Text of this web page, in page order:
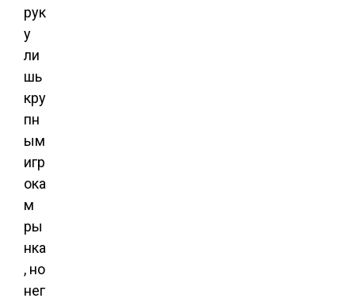
рук
у
ли
шь
кру
пн
ым
игр
ока
м
ры
нка
, но
нег